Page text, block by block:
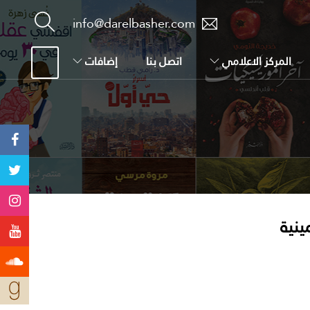
info@darelbasher.com
المركز الاعلامي اتصل بنا إضافات